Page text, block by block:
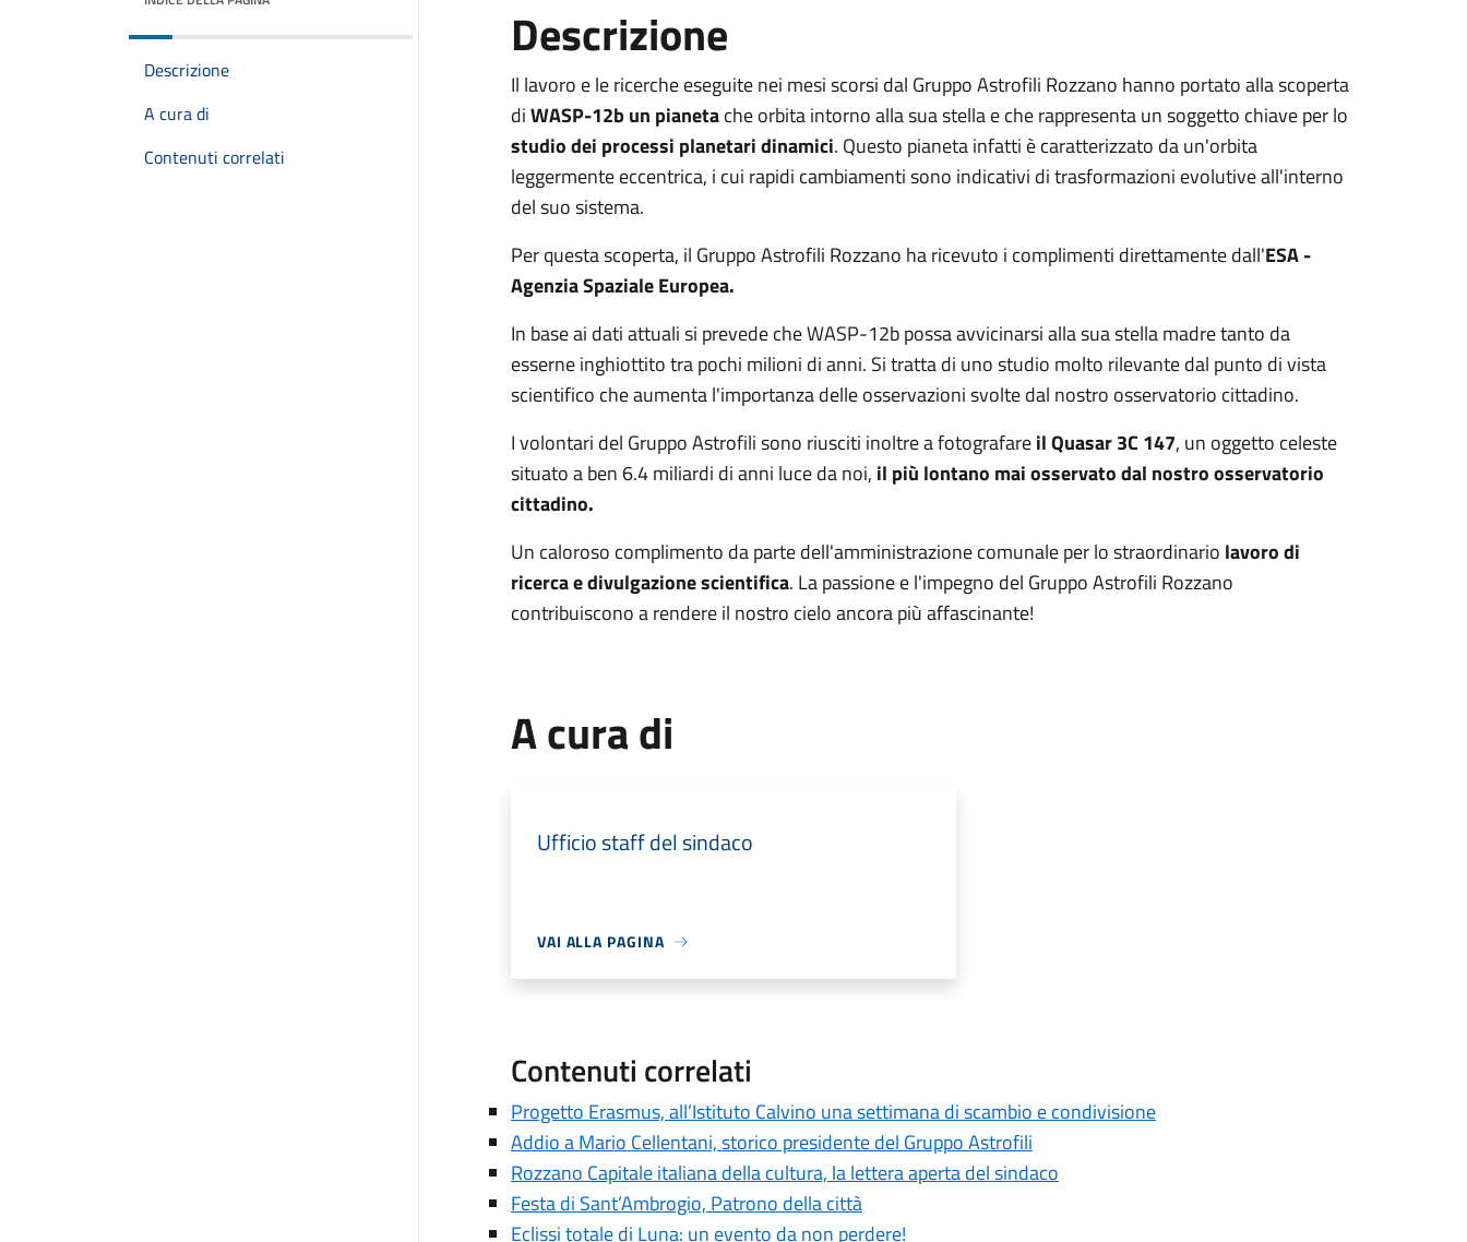
Descrizione
A cura di
Contenuti correlati
Descrizione
Il lavoro e le ricerche eseguite nei mesi scorsi dal Gruppo Astrofili Rozzano hanno portato alla scoperta
diWASP-12b un pianetache orbita intorno alla sua stella e che rappresenta un soggetto chiave per lo
studio dei processi planetari dinamici. Questo pianeta infatti è caratterizzato da un'orbita
leggermente eccentrica, i cui rapidi cambiamenti sono indicativi di trasformazioni evolutive all'interno
del suo sistema.
Per questa scoperta, il Gruppo Astrofili Rozzano ha ricevuto i complimenti direttamente dall'ESA -
Agenzia Spaziale Europea.
In base ai dati attuali si prevede che WASP-12b possa avvicinarsi alla sua stella madre tanto da
esserne inghiottito tra pochi milioni di anni. Si tratta di uno studio molto rilevante dal punto di vista
scientifico che aumenta l'importanza delle osservazioni svolte dal nostro osservatorio cittadino.
I volontari del Gruppo Astrofili sono riusciti inoltre a fotografareil Quasar 3C 147, un oggetto celeste
situato a ben 6.4 miliardi di anni luce da noi, il più lontano mai osservato dal nostro osservatorio
cittadino.
Un caloroso complimento da parte dell'amministrazione comunale per lo straordinario lavoro di
ricerca e divulgazione scientifica. La passione e l'impegno del Gruppo Astrofili Rozzano
contribuiscono a rendere il nostro cielo ancora più affascinante!
A cura di
Ufficio staff del sindaco
VAI ALLA PAGINA
Contenuti correlati
Progetto Erasmus, all’Istituto Calvino una settimana di scambio e condivisione
Addio a Mario Cellentani, storico presidente del Gruppo Astrofili
Rozzano Capitale italiana della cultura, la lettera aperta del sindaco
Festa di Sant’Ambrogio, Patrono della città
Eclissi totale di Luna: un evento da non perdere!